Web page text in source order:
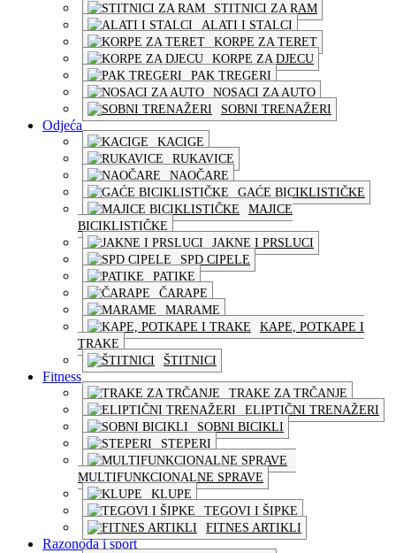
STITNICI ZA RAM
ALATI I STALCI
KORPE ZA TERET
KORPE ZA DJECU
PAK TREGERI
NOSACI ZA AUTO
SOBNI TRENAŽERI
Odjeća
KACIGE
RUKAVICE
NAOČARE
GAĆE BICIKLISTIČKE
MAJICE
BICIKLISTIČKE
JAKNE I PRSLUCI
SPD CIPELE
PATIKE
ČARAPE
MARAME
KAPE, POTKAPE I
TRAKE
ŠTITNICI
Fitness
TRAKE ZA TRČANJE
ELIPTIČNI TRENAŽERI
SOBNI BICIKLI
STEPERI
MULTIFUNKCIONALNE SPRAVE
KLUPE
TEGOVI I ŠIPKE
FITNES ARTIKLI
Razonoda i sport